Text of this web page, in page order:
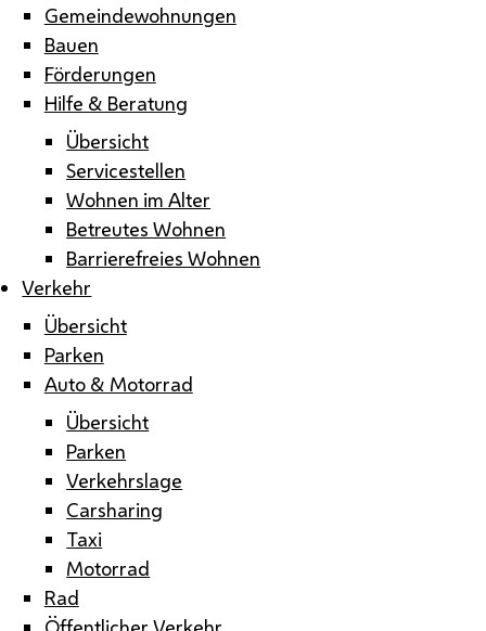
Gemeindewohnungen
Bauen
Förderungen
Hilfe & Beratung
Übersicht
Servicestellen
Wohnen im Alter
Betreutes Wohnen
Barrierefreies Wohnen
Verkehr
Übersicht
Parken
Auto & Motorrad
Übersicht
Parken
Verkehrslage
Carsharing
Taxi
Motorrad
Rad